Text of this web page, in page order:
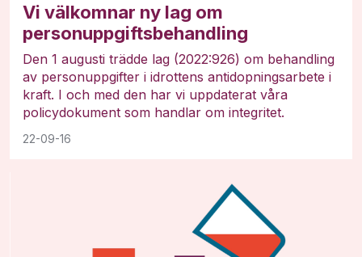
Vi välkomnar ny lag om
personuppgiftsbehandling
22-09-16
Den 1 augusti trädde lag (2022:926) om behandling
av personuppgifter i idrottens antidopningsarbete i
kraft. I och med den har vi uppdaterat våra
policydokument som handlar om integritet.